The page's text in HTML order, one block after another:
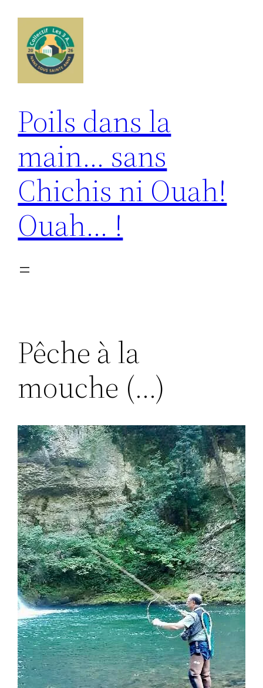
contenu
Poils dans la
main… sans
Chichis ni Ouah!
Ouah… !
Pêche à la
mouche (…)